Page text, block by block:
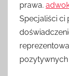
prawa.
Specjaliści ci